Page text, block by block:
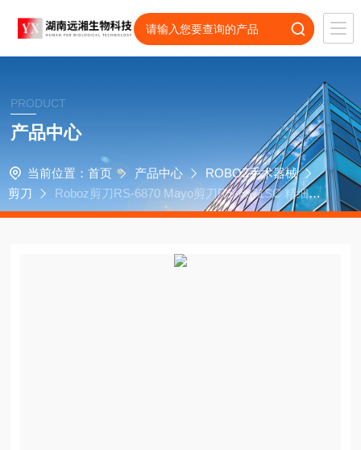
PRODUCT
产品中心
当前位置： 首页 产品中心
ROBOZ手术器械
剪刀
Roboz剪刀RS-6870 Mayo剪刀RS-6871SC 精细剪
刀